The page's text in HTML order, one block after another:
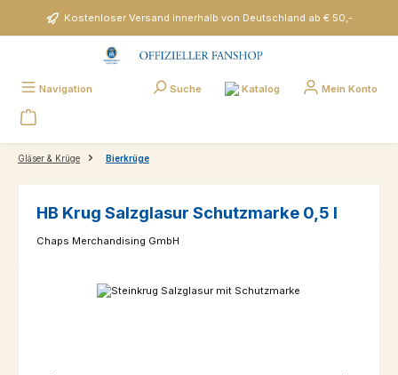
Zum Hauptinhalt springenKostenloser Versand innerhalb von Deutschland ab € 50,-
Navigation Suche Katalog Mein Konto
Gläser & Krüge Bierkrüge
HB Krug Salzglasur Schutzmarke 0,5 l
Chaps Merchandising GmbH
Bildergalerie überspringen